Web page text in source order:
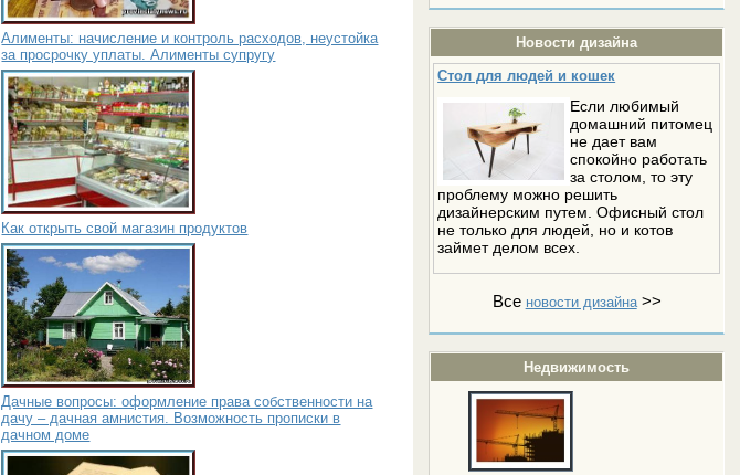
Новости дизайна
Стол для людей и кошек
Если любимый
домашний питомец
не дает вам
спокойно работать
за столом, то эту
проблему можно решить
дизайнерским путем. Офисный стол
не только для людей, но и котов
займет делом всех.
Все новости дизайна>>
Недвижимость
Алименты: начисление и контроль расходов, неустойка
за просрочку уплаты. Алименты супругу
Как открыть свой магазин продуктов
Дачные вопросы: оформление права собственности на
дачу – дачная амнистия. Возможность прописки в
дачном доме